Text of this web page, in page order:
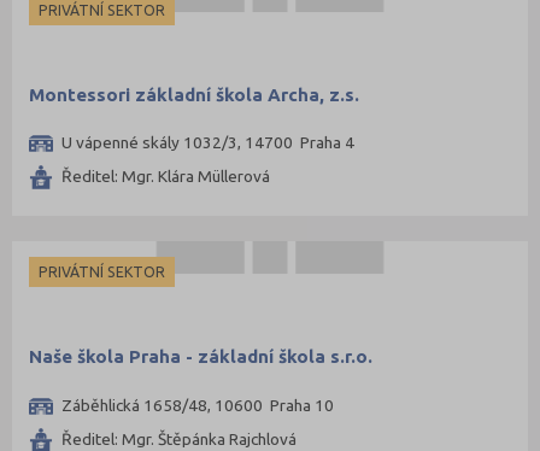
PRIVÁTNÍ SEKTOR
Montessori základní škola Archa, z.s.
U vápenné skály 1032/3, 14700 Praha 4
Ředitel: Mgr. Klára Müllerová
PRIVÁTNÍ SEKTOR
Naše škola Praha - základní škola s.r.o.
Záběhlická 1658/48, 10600 Praha 10
Ředitel: Mgr. Štěpánka Rajchlová